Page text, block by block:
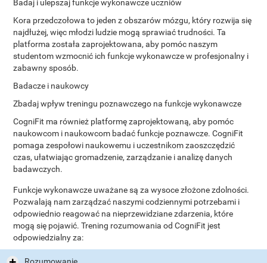
Badaj i ulepszaj funkcje wykonawcze uczniów
Kora przedczołowa to jeden z obszarów mózgu, który rozwija się
najdłużej, więc młodzi ludzie mogą sprawiać trudności. Ta
platforma została zaprojektowana, aby pomóc naszym
studentom wzmocnić ich funkcje wykonawcze w profesjonalny i
zabawny sposób.
Badacze i naukowcy
Zbadaj wpływ treningu poznawczego na funkcje wykonawcze
CogniFit ma również platformę zaprojektowaną, aby pomóc
naukowcom i naukowcom badać funkcje poznawcze. CogniFit
pomaga zespołowi naukowemu i uczestnikom zaoszczędzić
czas, ułatwiając gromadzenie, zarządzanie i analizę danych
badawczych.
Funkcje wykonawcze uważane są za wysoce złożone zdolności.
Pozwalają nam zarządzać naszymi codziennymi potrzebami i
odpowiednio reagować na nieprzewidziane zdarzenia, które
mogą się pojawić. Trening rozumowania od CogniFit jest
odpowiedzialny za: